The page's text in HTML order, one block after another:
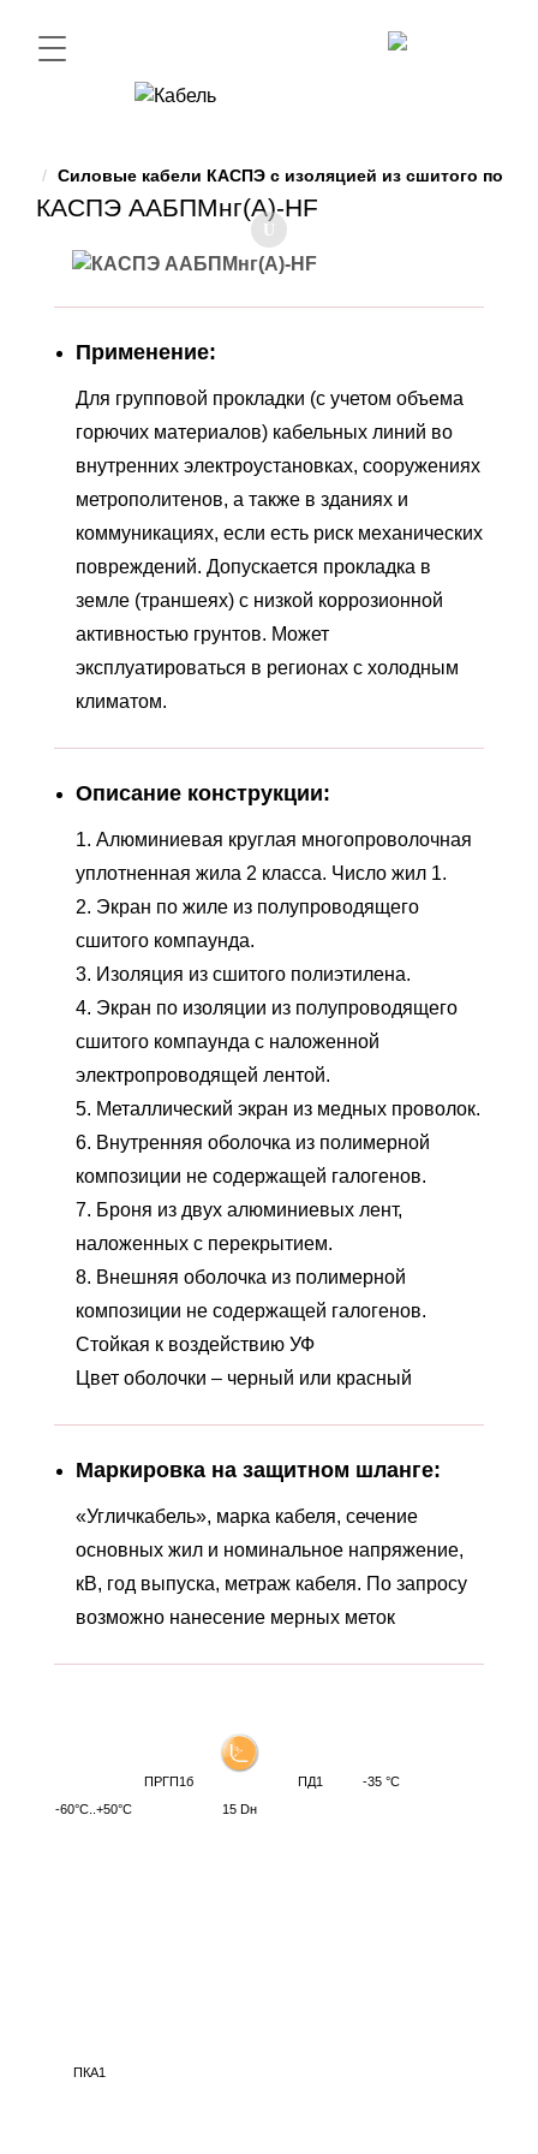
Силовые кабели КАСПЭ с изоляцией из сшитого
КАСПЭ ААБПМнг(А)-HF
Применение:
Для групповой прокладки (с учетом объема
горючих материалов) кабельных линий во
внутренних электроустановках, сооружениях
метрополитенов, а также в зданиях и
коммуникациях, если есть риск механических
повреждений. Допускается прокладка в
земле (траншеях) с низкой коррозионной
активностью грунтов. Может
эксплуатироваться в регионах с холодным
климатом.
Описание конструкции:
1. Алюминиевая круглая многопроволочная
уплотненная жила 2 класса. Число жил 1.
2. Экран по жиле из полупроводящего
сшитого компаунда.
3. Изоляция из сшитого полиэтилена.
4. Экран по изоляции из полупроводящего
сшитого компаунда с наложенной
электропроводящей лентой.
5. Металлический экран из медных проволок.
6. Внутренняя оболочка из полимерной
композиции не содержащей галогенов.
7. Броня из двух алюминиевых лент,
наложенных с перекрытием.
8. Внешняя оболочка из полимерной
композиции не содержащей галогенов.
Стойкая к воздействию УФ
Цвет оболочки – черный или красный
Маркировка на защитном шланге:
«Угличкабель», марка кабеля, сечение
основных жил и номинальное напряжение,
кВ, год выпуска, метраж кабеля. По запросу
возможно нанесение мерных меток
-60°С..+50°С
ПРГП1б
15 Dн
ПД1 -35 °С
ПКА1